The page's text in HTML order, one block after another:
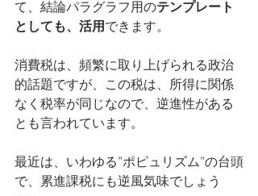
て、結論パラグラフ用のテンプレート
としても、活用 できます。
消費税は、頻繁に取り上げられる政治
的話題ですが、この税は、所得に関係
なく税率が同じなので、逆進性がある
とも言われています。
最近は、いわゆる”ポピュリズム”の台頭
で、累進課税にも逆風気味でしょう